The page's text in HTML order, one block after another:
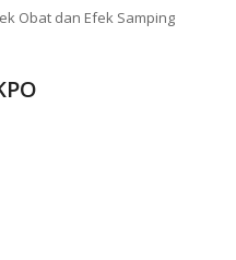
Obat dan Efek Samping